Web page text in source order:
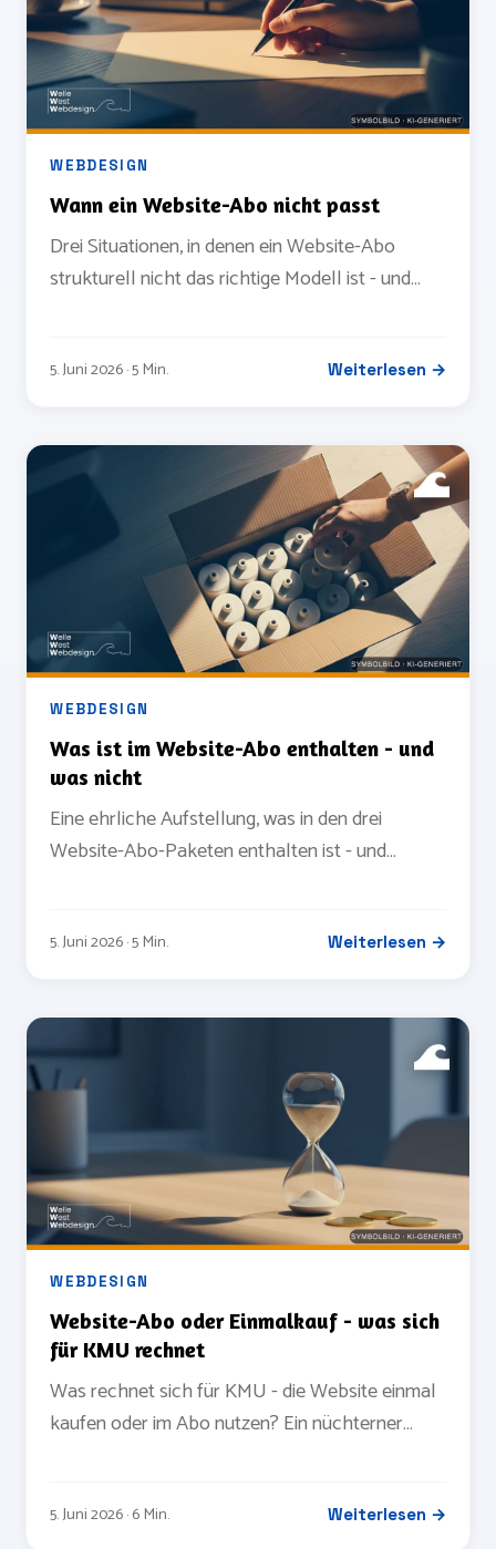
WEBDESIGN
Wann ein Website-Abo nicht passt
Drei Situationen, in denen ein Website-Abo
strukturell nicht das richtige Modell ist - und
5. Juni 2026 · 5 Min. Weiterlesen →
WEBDESIGN
Was ist im Website-Abo enthalten - und
was nicht
Eine ehrliche Aufstellung, was in den drei
Website-Abo-Paketen enthalten ist - und
5. Juni 2026 · 5 Min. Weiterlesen →
WEBDESIGN
Website-Abo oder Einmalkauf - was sich
für KMU rechnet
Was rechnet sich für KMU - die Website einmal
kaufen oder im Abo nutzen? Ein nüchterner
5. Juni 2026 · 6 Min. Weiterlesen →